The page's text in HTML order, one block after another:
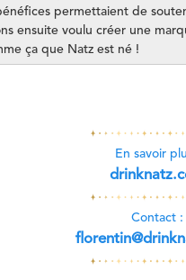
permettaient de
ensuite voulu créer une
ça que Natz est né !
En savoir
Contact :